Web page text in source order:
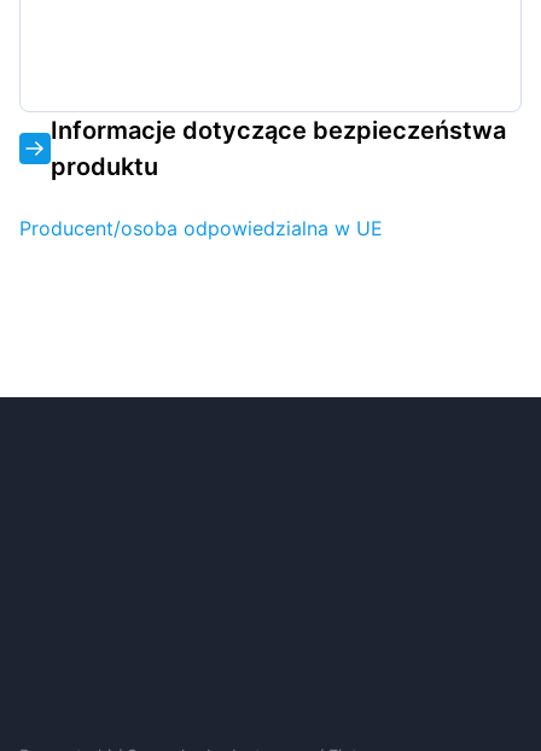
Informacje dotyczące bezpieczeństwa
produktu
Producent/osoba odpowiedzialna w UE